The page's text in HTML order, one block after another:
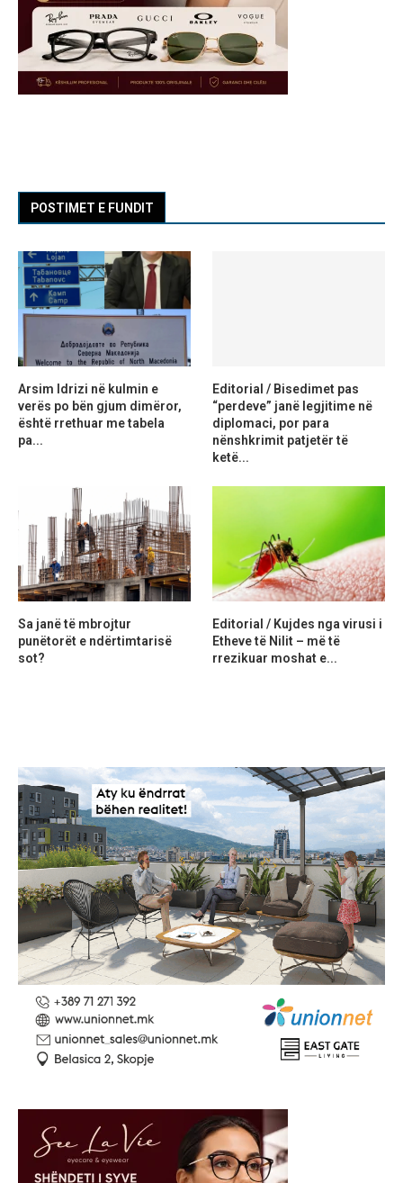
POSTIMET E FUNDIT
Arsim Idrizi në kulmin e
verës po bën gjum dimëror,
është rrethuar me tabela
pa...
Editorial / Bisedimet pas
“perdeve” janë legjitime në
diplomaci, por para
nënshkrimit patjetër të
ketë...
Sa janë të mbrojtur
punëtorët e ndërtimtarisë
sot?
Editorial / Kujdes nga virusi i
Etheve të Nilit – më të
rrezikuar moshat e...